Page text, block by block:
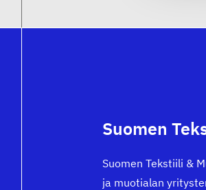
Suomen
Suomen Tekstiili &
ja muotialan